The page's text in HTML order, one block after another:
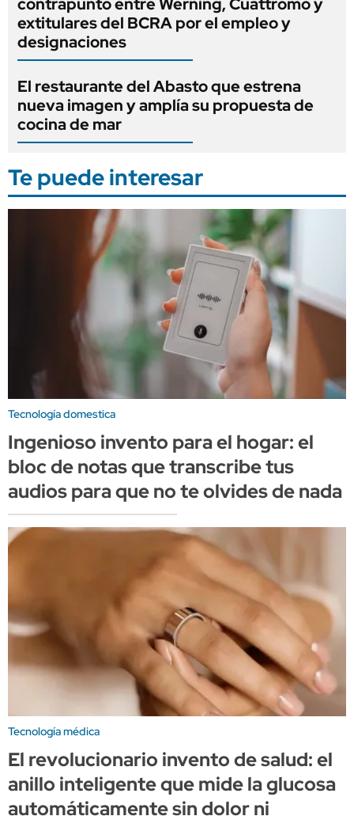
extitulares del BCRA por el empleo y
designaciones
El restaurante del Abasto que estrena
nueva imagen y amplía su propuesta de
cocina de mar
Te puede interesar
Tecnología domestica
Ingenioso invento para el hogar: el
bloc de notas que transcribe tus
audios para que no te olvides de nada
Tecnología médica
El revolucionario invento de salud: el
anillo inteligente que mide la glucosa
automáticamente sin dolor ni